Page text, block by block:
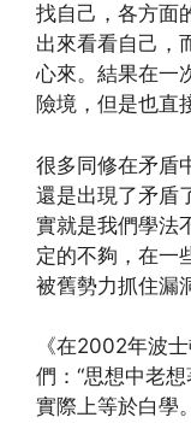
找自己，各方面
出來看看自己，
心來。結果在一
險境，但是也直
很多同修在矛盾
還是出現了矛盾
實就是我們學法
定的不夠，在一
被舊勢力抓住漏
《在2002年波
們：“思想中老
實際上等於白學